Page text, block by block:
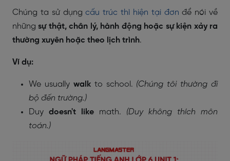
Chúng ta sử dụngcấu trúc thì hiện tại đơn để nói về
nhữngsự thật, chân lý, hành động hoặc sự kiện xảy ra
thường xuyên hoặc theo lịch trình.
Ví dụ:
We usually walkto school. (Chúng tôi thường đi
bộ đến trường.)
Duy doesn't like math. (Duy không thích môn
toán.)